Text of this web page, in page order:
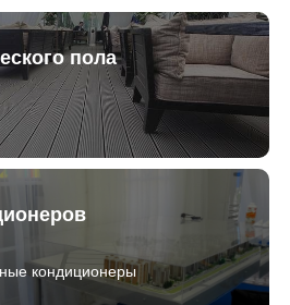
пола
кондиционеры